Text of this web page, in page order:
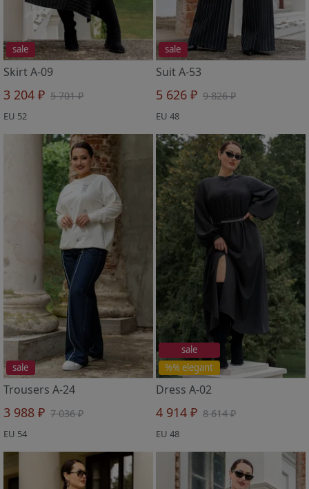
sale
Skirt A-09
3 204 ₽ 5 701 ₽
EU 52
sale
Suit A-53
5 626 ₽ 9 826 ₽
EU 48
sale
Trousers A-24
3 988 ₽ 7 036 ₽
EU 54
%% elegant
sale
Dress A-02
4 914 ₽ 8 614 ₽
EU 48